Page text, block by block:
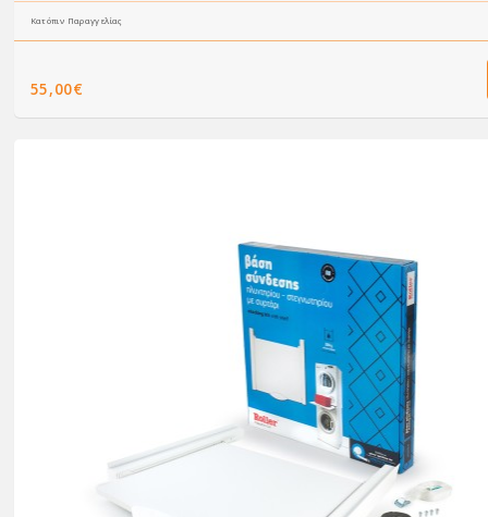
Κατόπιν Παραγγελίας
55,00€